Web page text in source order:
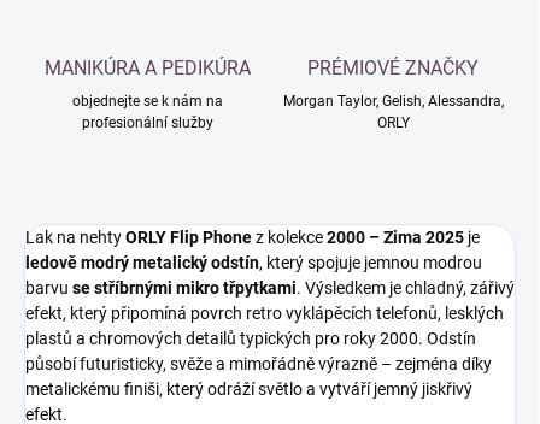
MANIKÚRA A PEDIKÚRA
objednejte se k nám na
profesionální služby
PRÉMIOVÉ ZNAČKY
Morgan Taylor, Gelish, Alessandra,
ORLY
Lak na nehtyORLY Flip Phonez kolekce2000 – Zima 2025 je
ledově modrý metalický odstín, který spojuje jemnou modrou
barvu se stříbrnými mikro třpytkami. Výsledkem je chladný, zářivý
efekt, který připomíná povrch retro vyklápěcích telefonů, lesklých
plastů a chromových detailů typických pro roky 2000. Odstín
působí futuristicky, svěže a mimořádně výrazně – zejména díky
metalickému finiši, který odráží světlo a vytváří jemný jiskřivý
efekt.